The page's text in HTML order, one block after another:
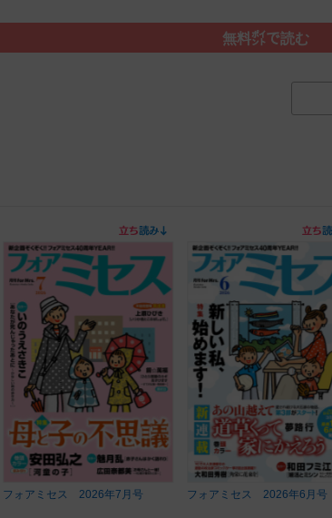
無料㌽で読む
フォアミセス 2026年7月号 フォアミセス 2026年6月号